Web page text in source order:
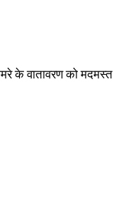
के वातावरण को मदमस्त